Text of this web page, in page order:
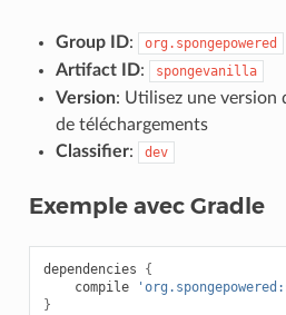
Group ID: org.spongepowered
Artifact ID: spongevanilla
Version: Utilisez une version
de téléchargements
Classifier: dev
Exemple avec Gradle
dependencies
{
compile
}